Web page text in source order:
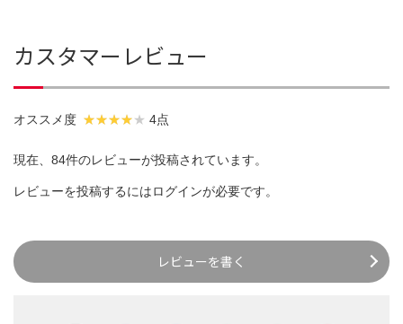
カスタマーレビュー
オススメ度 4点
現在、84件のレビューが投稿されています。
レビューを投稿するにはログインが必要です。
レビューを書く